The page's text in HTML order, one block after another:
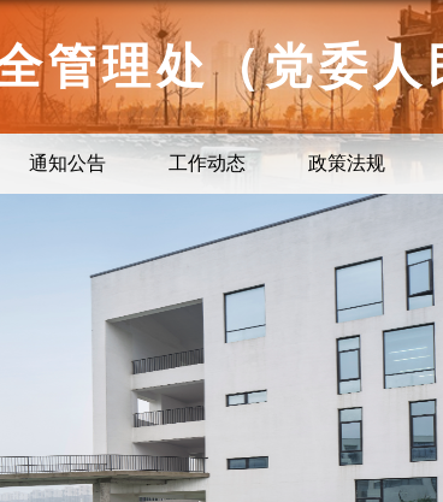
管理处（党委人
通知公告 工作动态 政策法规